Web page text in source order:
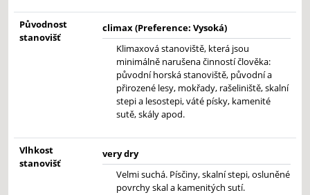
Původnost
stanovišť
climax (Preference: Vysoká)
Klimaxová stanoviště, která jsou
minimálně narušena činností člověka:
původní horská stanoviště, původní a
přirozené lesy, mokřady, rašeliniště, skalní
stepi a lesostepi, váté písky, kamenité
sutě, skály apod.
Vlhkost
stanovišť
very dry
Velmi suchá. Písčiny, skalní stepi, osluněné
povrchy skal a kamenitých sutí.